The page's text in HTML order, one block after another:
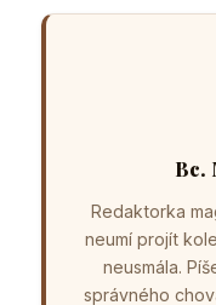
Bc.
Redaktorka
neumí projít
neusmála.
správného